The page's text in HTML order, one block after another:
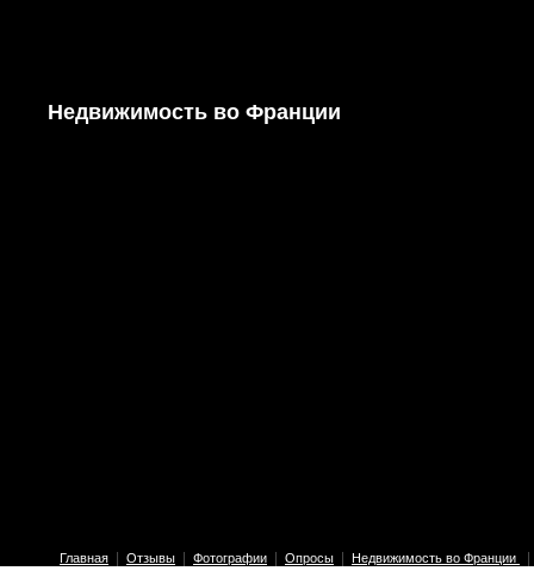
Недвижимость во Франции
Главная Отзывы Фотографии Опросы Недвижимость во Франции